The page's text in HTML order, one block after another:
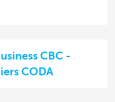
CBC -
CODA